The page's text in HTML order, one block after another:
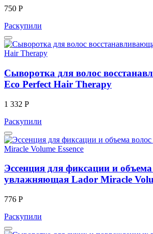
750 Р
Раскупили
Сыворотка для волос
Eco Perfect Hair Therapy
1 332 Р
Раскупили
Эссенция для фиксации и
увлажняющая Lador Miracle
776 Р
Раскупили